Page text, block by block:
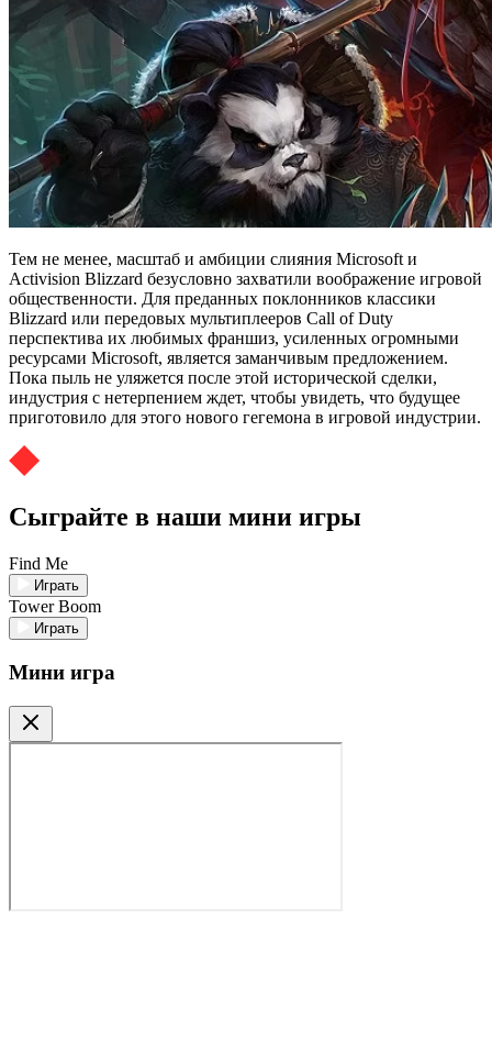
Тем не менее, масштаб и амбиции слияния Microsoft и
Activision Blizzard безусловно захватили воображение игровой
общественности. Для преданных поклонников классики
Blizzard или передовых мультиплееров Call of Duty
перспектива их любимых франшиз, усиленных огромными
ресурсами Microsoft, является заманчивым предложением.
Пока пыль не уляжется после этой исторической сделки,
индустрия с нетерпением ждет, чтобы увидеть, что будущее
приготовило для этого нового гегемона в игровой индустрии.
Сыграйте в наши мини игры
Find Me
Играть
Tower Boom
Играть
Мини игра